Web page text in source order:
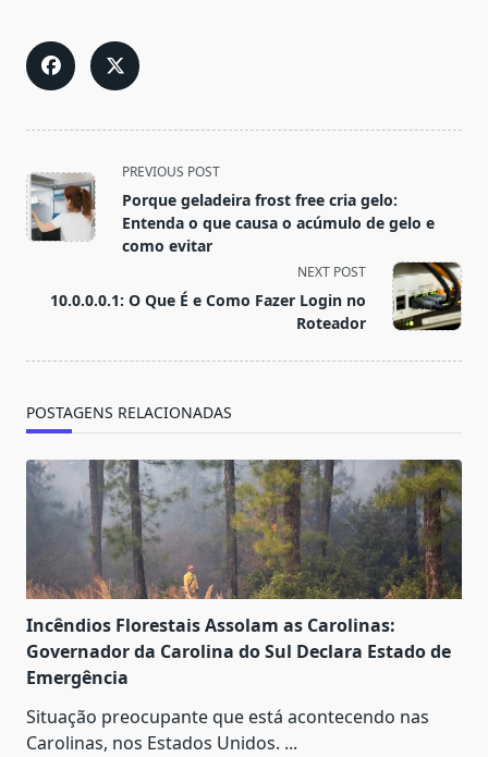
<span
class="nav-
subtitle
screen-
text">Page</span>
PREVIOUS POST
Porque geladeira frost free cria gelo:
Entenda o que causa o acúmulo de gelo e
como evitar
NEXT POST
10.0.0.0.1: O Que É e Como Fazer Login no
Roteador
POSTAGENS RELACIONADAS
Incêndios Florestais Assolam as Carolinas:
Governador da Carolina do Sul Declara Estado de
Emergência
Situação preocupante que está acontecendo nas
Carolinas, nos Estados Unidos. ...